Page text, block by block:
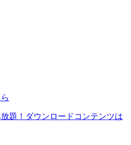
題！ダウンロードコンテンツは